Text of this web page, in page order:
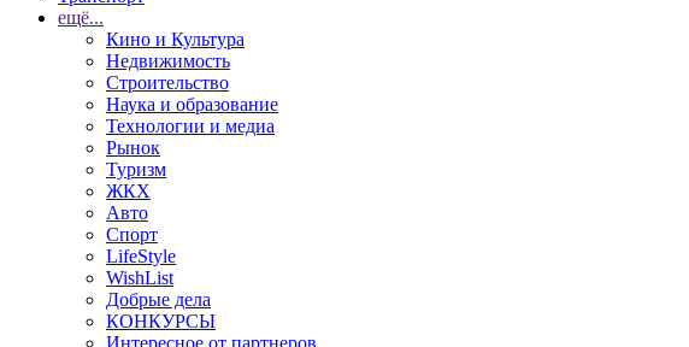
ещё...
Кино и Культура
Недвижимость
Строительство
Наука и образование
Технологии и медиа
Рынок
Туризм
ЖКХ
Авто
Спорт
LifeStyle
WishList
Добрые дела
КОНКУРСЫ
Интересное от партнеров